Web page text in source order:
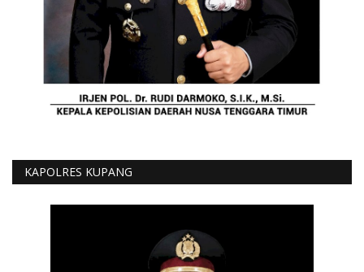
KAPOLRES KUPANG